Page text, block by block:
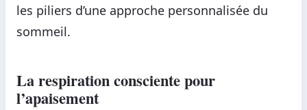
les piliers d’une approche personnalisée du
sommeil.
La respiration consciente pour
l’apaisement